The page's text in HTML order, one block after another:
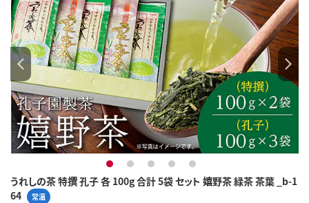
うれしの茶 特撰 孔子 各 100g 合計 5袋 セット 嬉野茶 緑茶 茶葉 _b-1
64
常温
1 2 3 4 5